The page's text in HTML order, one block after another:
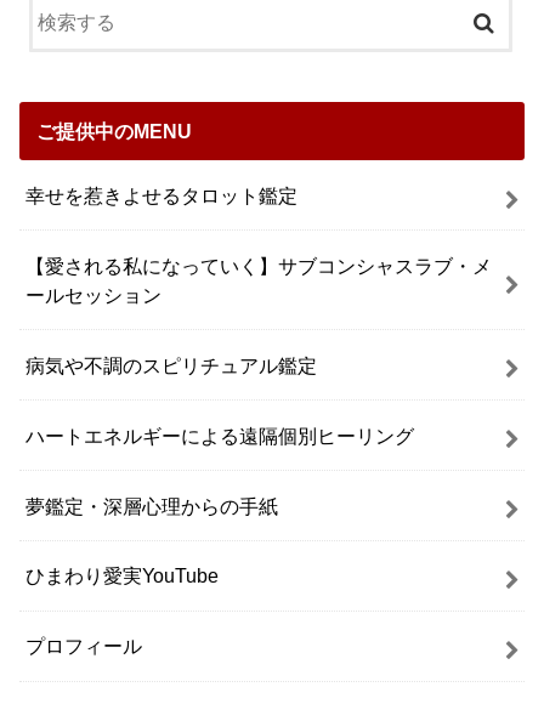
ご提供中のMENU
幸せを惹きよせるタロット鑑定
【愛される私になっていく】サブコンシャスラブ・メ
ールセッション
病気や不調のスピリチュアル鑑定
ハートエネルギーによる遠隔個別ヒーリング
夢鑑定・深層心理からの手紙
ひまわり愛実YouTube
プロフィール